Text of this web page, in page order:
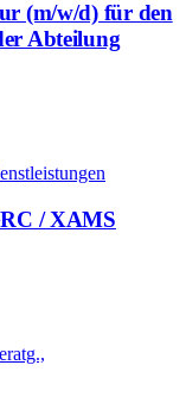
(m/w/d) für den
Abteilung
/ XAMS